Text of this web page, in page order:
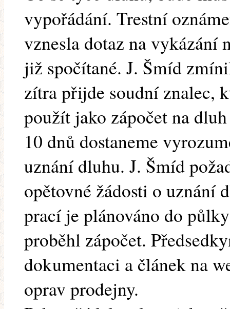
vypořádání. Trestní
vznesla dotaz na vykázání
již spočítané. J. Šmíd
zítra přijde soudní znalec,
použít jako zápočet na
10 dnů dostaneme
uznání dluhu. J. Šmíd
opětovné žádosti o uznání
prací je plánováno do
proběhl zápočet.
dokumentaci a článek na
oprav prodejny.